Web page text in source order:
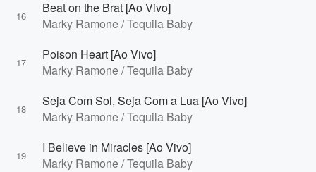
16
Beat on the Brat [Ao Vivo]
Marky Ramone / Tequila Baby
17
Poison Heart [Ao Vivo]
Marky Ramone / Tequila Baby
18
Seja Com Sol, Seja Com a Lua [Ao Vivo]
Marky Ramone / Tequila Baby
19
I Believe in Miracles [Ao Vivo]
Marky Ramone / Tequila Baby